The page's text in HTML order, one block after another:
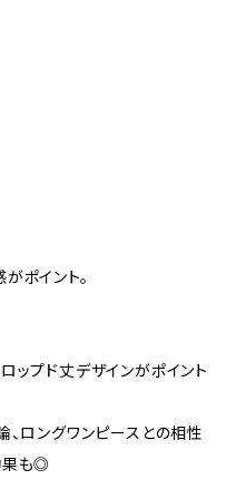
ポイント。
ップド丈デザインがポイント
、ロングワンピースとの相性
果も◎